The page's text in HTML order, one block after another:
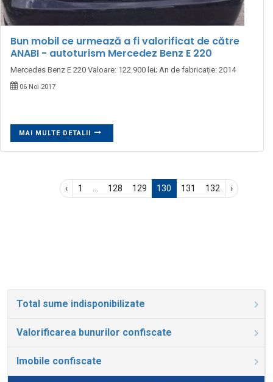
Bun mobil ce urmează a fi valorificat de către
ANABI - autoturism Mercedez Benz E 220
Mercedes Benz E 220 Valoare: 122.900 lei; An de fabricație: 2014
06 Noi 2017
MAI MULTE DETALII
‹ 1 128 129 130 131 132 ›
Total sume indisponibilizate
Valorificarea bunurilor confiscate
Imobile confiscate